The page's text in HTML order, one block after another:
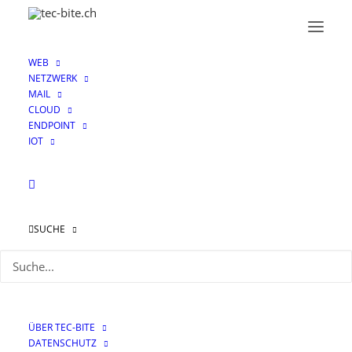
WEB
NETZWERK
MAIL
CLOUD
ENDPOINT
IOT
SUCHE
ÜBER TEC-BITE
DATENSCHUTZ